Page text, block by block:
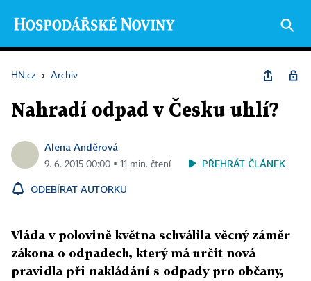
HN.cz › Archiv
Nahradí odpad v Česku uhlí?
Alena Anděrová
9. 6. 2015 00:00 ▪ 11 min. čtení PŘEHRÁT ČLÁNEK
ODEBÍRAT AUTORKU
Vláda v polovině května schválila věcný záměr
zákona o odpadech, který má určit nová
pravidla při nakládání s odpady pro občany,